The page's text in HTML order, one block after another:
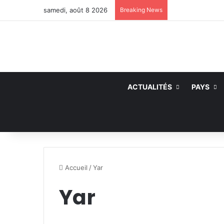
samedi, août 8 2026 Breaking News
ACTUALITÉS PAYS
Accueil /Yar
Yar